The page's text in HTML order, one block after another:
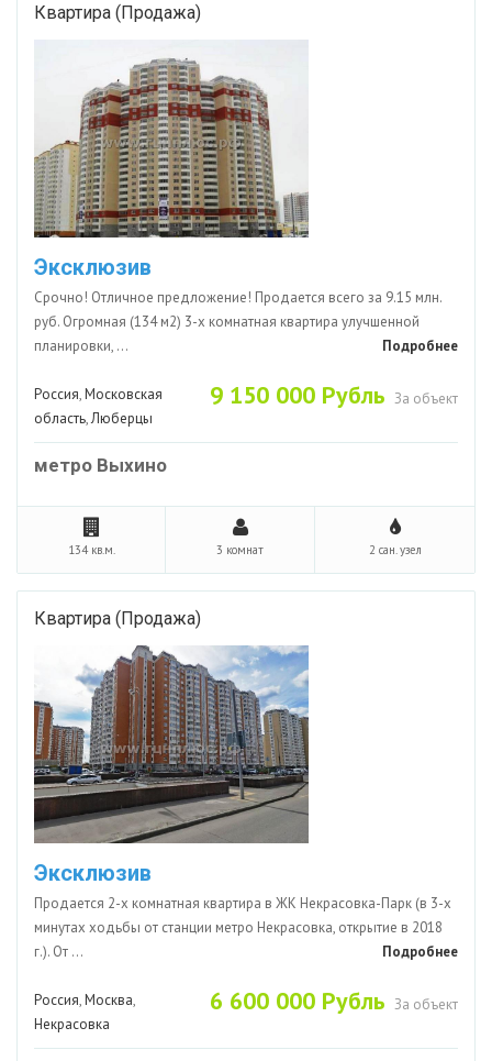
Квартира (Продажа)
Эксклюзив
Срочно! Отличное предложение! Продается всего за 9.15 млн.
руб. Огромная (134 м2) 3-х комнатная квартира улучшенной
планировки, ...
Подробнее
9 150 000 Рубль За объект
Россия,Московская
область,Люберцы
метро Выхино
134 кв.м. 3 комнат 2 сан. узел
Квартира (Продажа)
Эксклюзив
Продается 2-х комнатная квартира в ЖК Некрасовка-Парк (в 3-х
минутах ходьбы от станции метро Некрасовка, открытие в 2018
г.). От ...
Подробнее
6 600 000 Рубль За объект
Россия,Москва,
Некрасовка